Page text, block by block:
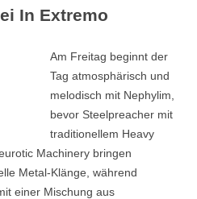
In Extremo
Am Freitag beginnt der
Tag atmosphärisch und
melodisch mit Nephylim,
bevor Steelpreacher mit
traditionellem Heavy
Machinery bringen
Metal-Klänge, während
einer Mischung aus